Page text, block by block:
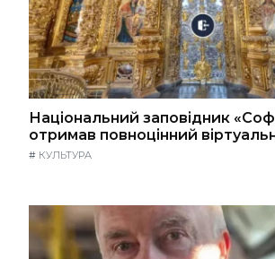
Національний заповідник
отримав повноцінний
# КУЛЬТУРА